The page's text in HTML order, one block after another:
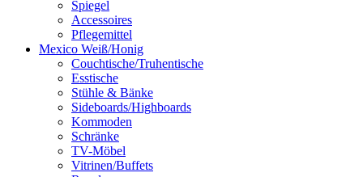
Spiegel
Accessoires
Pflegemittel
Mexico Weiß/Honig
Couchtische/Truhentische
Esstische
Stühle & Bänke
Sideboards/Highboards
Kommoden
Schränke
TV-Möbel
Vitrinen/Buffets